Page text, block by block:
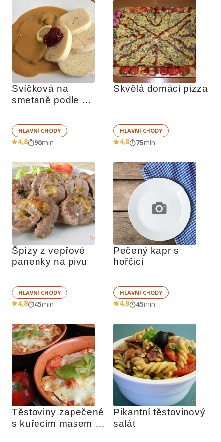
Svíčková na
smetaně podle
HLAVNÍ CHODY
4,8 90min
Skvělá domácí pizza
HLAVNÍ CHODY
4,8 75min
Špízy z vepřové
panenky na pivu
HLAVNÍ CHODY
4,8 45min
Pečený kapr s
hořčicí
HLAVNÍ CHODY
4,8 45min
Těstoviny zapečené
s kuřecím masem a
Pikantní těstovinový
salát